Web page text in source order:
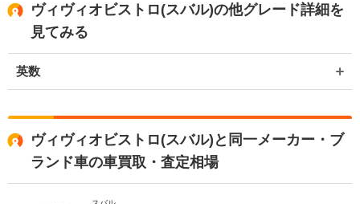
ヴィヴィオビストロ(スバル)の他グレード詳細を
見てみる
英数
ヴィヴィオビストロ(スバル)と同一メーカー・ブ
ランド車の車買取・査定相場